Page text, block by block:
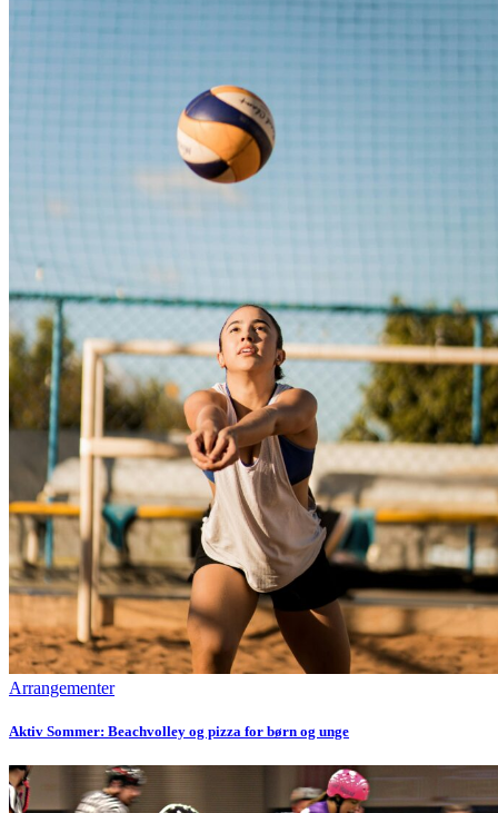
Arrangementer
Aktiv Sommer: Beachvolley og pizza for børn og unge